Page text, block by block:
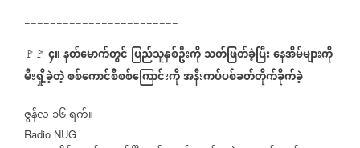
========================
🚩🚩 ၄။နတ်မောက်တွင် ပြည်သူနှစ်ဦးကိုသတ်ဖြတ်ခဲ့ပြီးနေအိမ်များကို
မီးရှို့ခဲ့တဲ့စစ်ကောင်စီစစ်ကြောင်းကိုအနီးကပ်ပစ်ခတ်တိုက်ခိုက်ခဲ့
ဇွန်လ ၁၆ရက်။
Radio NUG